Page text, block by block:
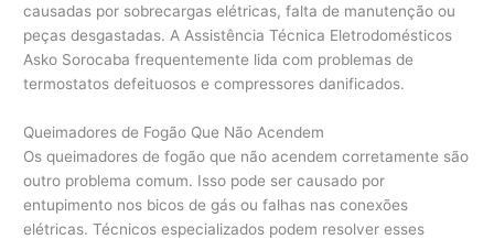
causadas por sobrecargas elétricas, falta de manutenção ou
peças desgastadas. A Assistência Técnica Eletrodomésticos
Asko Sorocaba frequentemente lida com problemas de
termostatos defeituosos e compressores danificados.
Queimadores de Fogão Que Não Acendem
Os queimadores de fogão que não acendem corretamente são
outro problema comum. Isso pode ser causado por
entupimento nos bicos de gás ou falhas nas conexões
elétricas. Técnicos especializados podem resolver esses